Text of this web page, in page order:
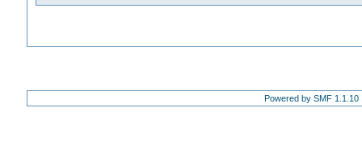
Powered by SMF 1.1.10